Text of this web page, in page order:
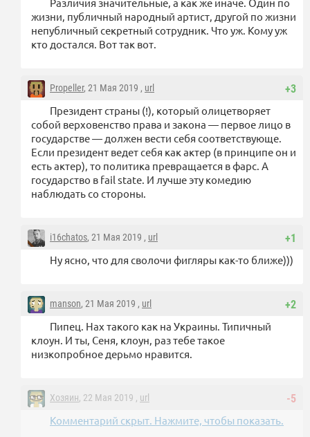
Различия значительные, а как же иначе. Один по
жизни, публичный народный артист, другой по жизни
непубличный секретный сотрудник. Что уж. Кому уж
кто достался. Вот так вот.
+3
Propeller, 21 Мая 2019 , url
Президент страны (!), который олицетворяет
собой верховенство права и закона — первое лицо в
государстве — должен вести себя соответствующе.
Если президент ведет себя как актер (в принципе он и
есть актер), то политика превращается в фарс. А
государство в fail state. И лучше эту комедию
наблюдать со стороны.
+1
i16chatos, 21 Мая 2019 , url
Ну ясно, что для сволочи фигляры как-то ближе)))
+2
manson, 21 Мая 2019 , url
Пипец. Нах такого как на Украины. Типичный
клоун. И ты, Сеня, клоун, раз тебе такое
низкопробное дерьмо нравится.
-5
Хозяин, 22 Мая 2019 , url
Комментарий скрыт. Нажмите, чтобы показать.